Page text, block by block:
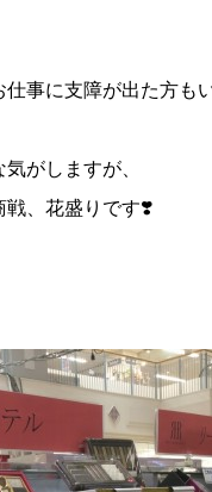
事に支障が出た方も
がしますが、
戦、花盛りです❣️